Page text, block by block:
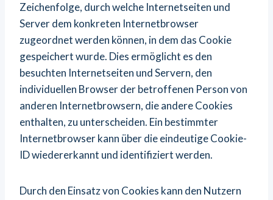
Zeichenfolge, durch welche Internetseiten und
Server dem konkreten Internetbrowser
zugeordnet werden können, in dem das Cookie
gespeichert wurde. Dies ermöglicht es den
besuchten Internetseiten und Servern, den
individuellen Browser der betroffenen Person von
anderen Internetbrowsern, die andere Cookies
enthalten, zu unterscheiden. Ein bestimmter
Internetbrowser kann über die eindeutige Cookie-
ID wiedererkannt und identifiziert werden.
Durch den Einsatz von Cookies kann den Nutzern